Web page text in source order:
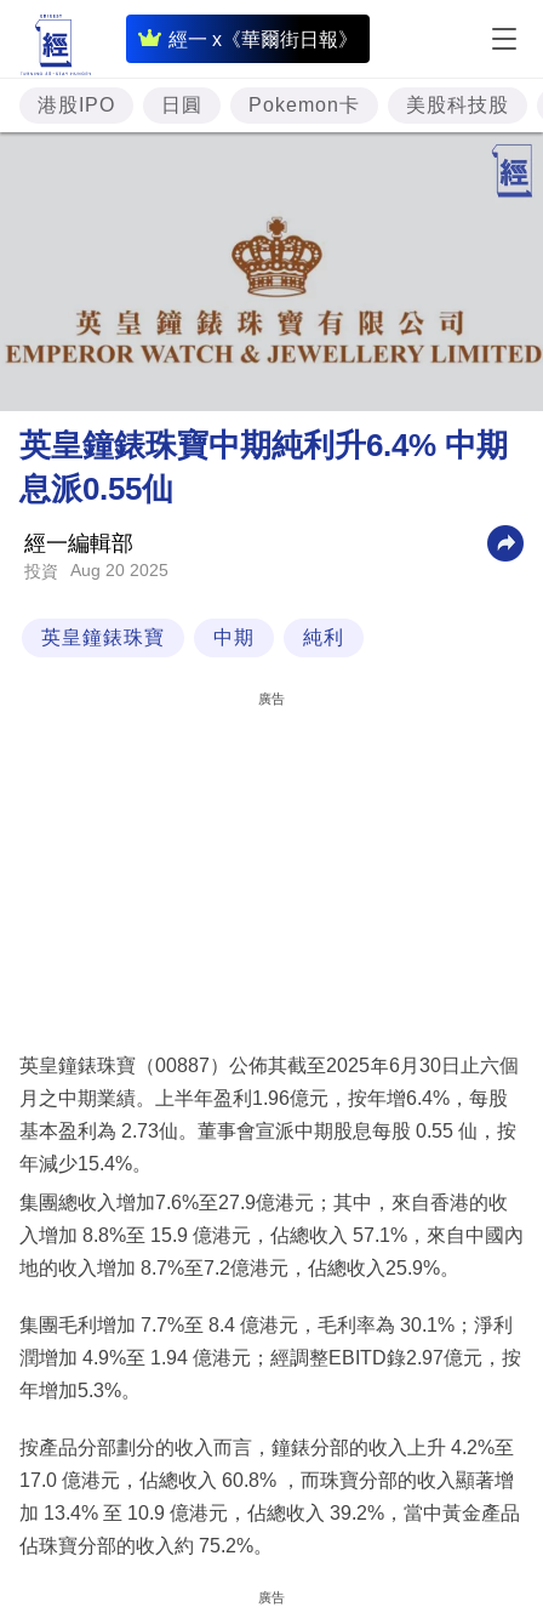
經一 x《華爾街日報》
即
時
財
經
樓
市
理
財
商
科
區
港股IPO 日圓 Pokemon卡 美股科技股
英皇鐘錶珠寶中期純利升6.4% 中期
息派0.55仙
經一編輯部
投資 Aug 20 2025
英皇鐘錶珠寶 中期 純利
廣告
英皇鐘錶珠寶（00887）公佈其截至2025年6月30日止六個
月之中期業績。上半年盈利1.96億元，按年增6.4%，每股
基本盈利為 2.73仙。董事會宣派中期股息每股 0.55 仙，按
年減少15.4%。
集團總收入增加7.6%至27.9億港元；其中，來自香港的收
入增加 8.8%至 15.9 億港元，佔總收入 57.1%，來自中國內
地的收入增加 8.7%至7.2億港元，佔總收入25.9%。
集團毛利增加 7.7%至 8.4 億港元，毛利率為 30.1%；淨利
潤增加 4.9%至 1.94 億港元；經調整EBITD錄2.97億元，按
年增加5.3%。
按產品分部劃分的收入而言，鐘錶分部的收入上升 4.2%至
17.0 億港元，佔總收入 60.8% ，而珠寶分部的收入顯著增
加 13.4% 至 10.9 億港元，佔總收入 39.2%，當中黃金產品
佔珠寶分部的收入約 75.2%。
廣告